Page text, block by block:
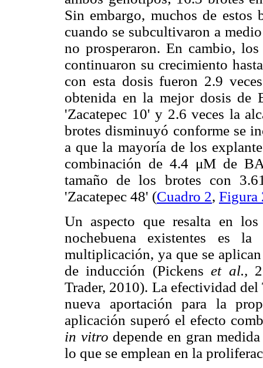
Sin embargo, muchos de estos
cuando se subcultivaron a
no prosperaron. En cambio,
continuaron su crecimiento
con esta dosis fueron 2.9
obtenida en la mejor dosis
'Zacatepec 10' y 2.6 veces la
brotes disminuyó conforme se
a que la mayoría de los
combinación de 4.4 μM de
tamaño de los brotes con
'Zacatepec 48' (Cuadro 2, Figura
Un aspecto que resalta en
nochebuena existentes es
multiplicación, ya que se
de inducción (Pickenset al.,
Trader, 2010). La efectividad
nueva aportación para la
aplicación superó el efecto
in vitro depende en gran
lo que se emplean en la